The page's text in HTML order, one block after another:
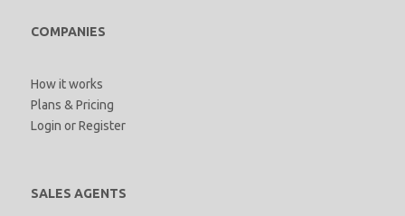
COMPANIES
How it works
Plans & Pricing
Login orRegister
SALES AGENTS